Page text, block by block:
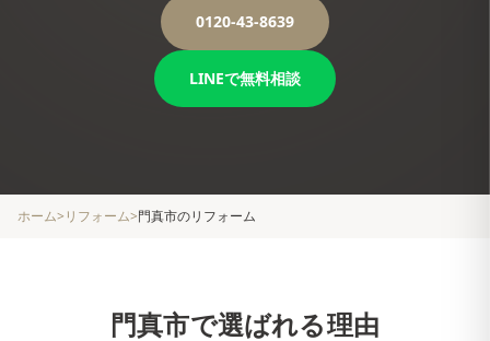
0120-43-8639
LINEで無料相談
ホーム> リフォーム>門真市のリフォーム
門真市で選ばれる理由